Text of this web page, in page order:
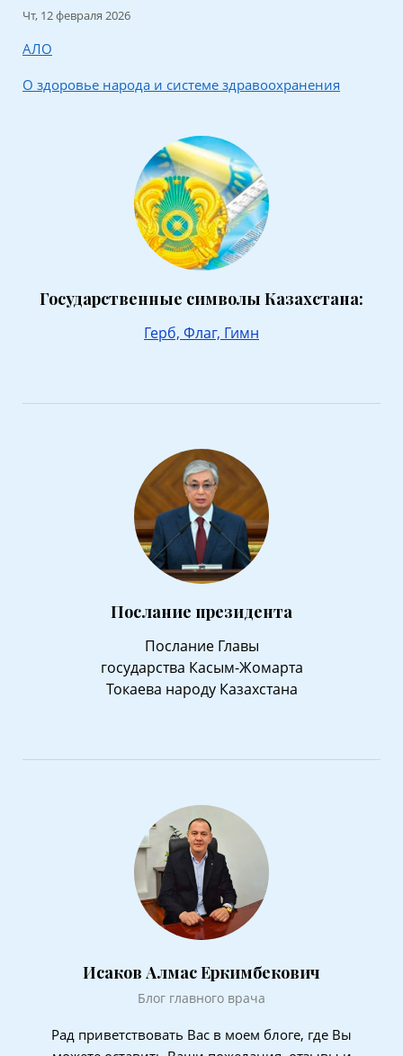
Чт, 12 февраля 2026
АЛО
О здоровье народа и системе здравоохранения
Государственные символы Казахстана:
Герб, Флаг, Гимн
Послание президента
Послание Главы
государства Касым-Жомарта
Токаева народу Казахстана
Исаков Алмас Еркимбекович
Блог главного врача
Рад приветствовать Вас в моем блоге, где Вы